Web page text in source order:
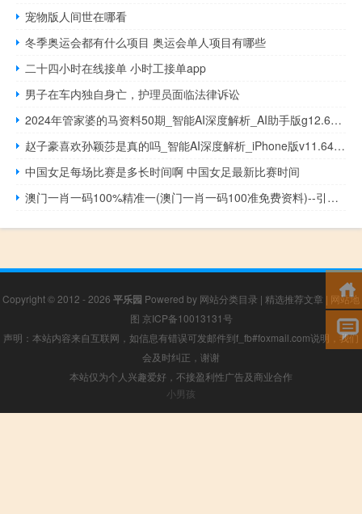
宠物版人间世在哪看
冬季奥运会都有什么项目 奥运会单人项目有哪些
二十四小时在线接单 小时工接单app
男子在车内独自身亡，护理员面临法律诉讼
2024年管家婆的马资料50期_智能AI深度解析_AI助手版g12.64.803
赵子豪喜欢孙颖莎是真的吗_智能AI深度解析_iPhone版v11.64.832
中国女足每场比赛是多长时间啊 中国女足最新比赛时间
澳门一肖一码100%精准一(澳门一肖一码100准免费资料)--引发热议与讨论--网页版v643.190
Copyright © 2012 - 2026 平乐园 Powered by 网站分类目录 | 精选推荐文章 | 网站地
图 京ICP备10013131号
声明：本站内容来自互联网，如信息有错误可发邮件到f_fb#foxmail.com说明，我们
会及时纠正，谢谢
本站仅为个人兴趣爱好，不接盈利性广告及商业合作
小男孩